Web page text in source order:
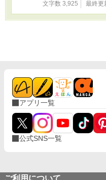
文字数 3,925 最終更
アプリ一覧
公式SNS一覧
ご利用について